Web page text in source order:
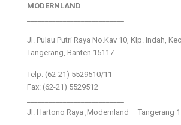
MODERNLAND
Jl. Pulau Putri Raya No.Kav 10, Klp. Indah,
Tangerang, Banten 15117
Telp: (62-21) 5529510/11
Fax: (62-21) 5529512
Jl. Hartono Raya ,Modernland – Tangerang